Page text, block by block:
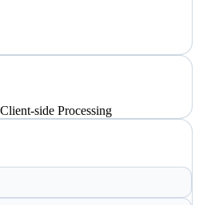
Client-side Processing